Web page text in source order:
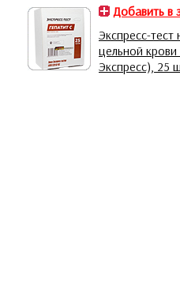
Добавить в
Экспресс-
цельной
Экспресс), 25